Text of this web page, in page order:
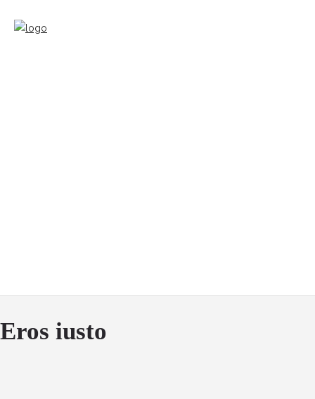
Eros iusto